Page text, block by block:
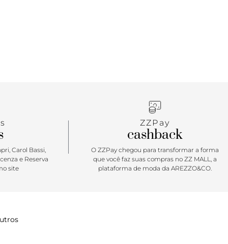
Carol Bassi,
e Reserva
site
ZZPay
cashback
O ZZPay chegou para transformar a forma
que você faz suas compras no ZZ MALL, a
plataforma de moda da AREZZO&CO.